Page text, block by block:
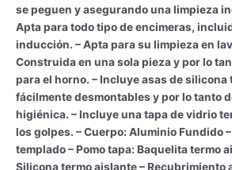
se peguen y asegurando una limpieza
Apta para todo tipo de encimeras,
inducción. – Apta para su limpieza en
Construida en una sola pieza y por lo
para el horno. – Incluye asas de silicona
fácilmente desmontables y por lo tanto
higiénica. – Incluye una tapa de vidrio
los golpes. – Cuerpo: Aluminio Fundido
templado – Pomo tapa: Baquelita termo
Silicona termo aislante – Recubrimiento